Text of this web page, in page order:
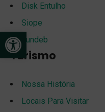
Open toolbar
Disk Entulho
Siope
Fundeb
Turismo
Nossa História
Locais Para Visitar